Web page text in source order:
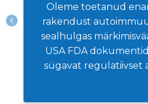
Oleme toetanud
rakendust
sealhulgas
USA FDA
sügavat regulatiivset